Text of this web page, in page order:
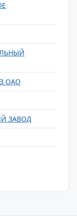
ОАО
ЗАВОД